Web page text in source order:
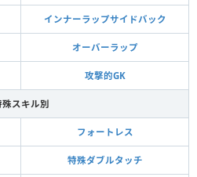
インナーラップサイドバック
オーバーラップ
攻撃的GK
殊スキル別
フォートレス
特殊ダブルタッチ